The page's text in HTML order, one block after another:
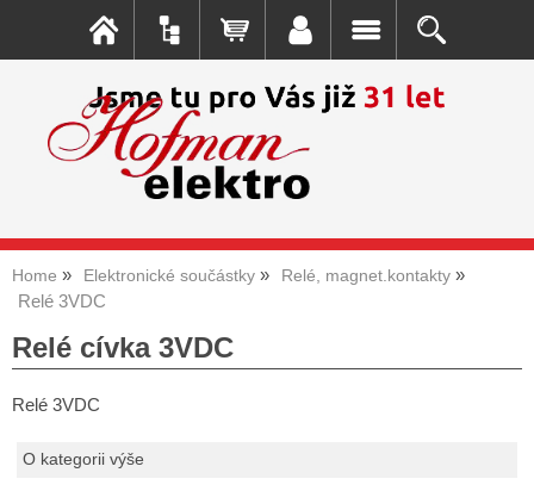
Home Elektronické součástky Relé, magnet.kontakty
Relé 3VDC
Relé cívka 3VDC
Relé 3VDC
O kategorii výše